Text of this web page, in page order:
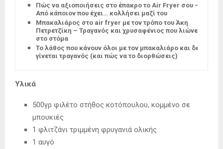
Πώς να αξιοποιήσεις στο έπακρο το Air Fryer σου –
Από κάποιον που έχει… κολλήσει μαζί του
Μπακαλιάρος στο air fryer με τον τρόπο του Άκη
Πετρετζίκη – Τραγανός και χρυσαφένιος που λιώνει
στο στόμα
Το λάθος που κάνουν όλοι με τον μπακαλιάρο και δεν
γίνεται τραγανός (και πώς να το διορθώσεις)
Υλικά
500γρ φιλέτο στήθος κοτόπουλου, κομμένο σε
μπουκιές
1 φλιτζάνι τριμμένη φρυγανιά ολικής
1 αυγό